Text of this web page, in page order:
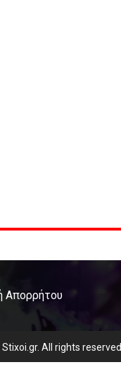
Απορρήτου
All rights reserved.